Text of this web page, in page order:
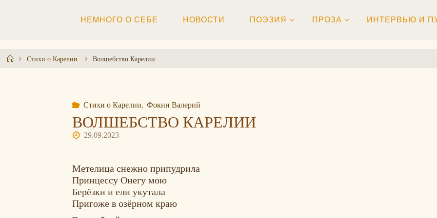
содержимому
НЕМНОГО О СЕБЕ НОВОСТИ ПОЭЗИЯ ПРОЗА ИНТЕРВЬЮ И
ГлавнаяСтихи о Карелии Волшебство Карелии
Стихи о Карелии, Фокин Валерий
ВОЛШЕБСТВО КАРЕЛИИ
29.09.2023
Метелица снежно припудрила
Принцессу Онегу мою
Берёзки и ели укутала
Пригоже в озёрном краю